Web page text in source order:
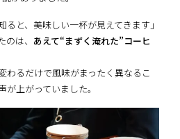
ると、美味しい一杯が見えてきます」
は、 あえて“まずく淹れた”コーヒ
わるだけで風味がまったく異なるこ
上がっていました。